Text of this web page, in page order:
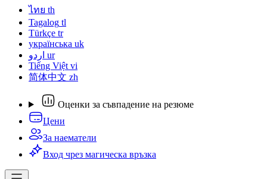
ไทย th
Tagalog tl
Türkçe tr
українська uk
اردو ur
Tiếng Việt vi
简体中文 zh
Оценки за съвпадение на резюме
Цени
За наематели
Вход чрез магическа връзка